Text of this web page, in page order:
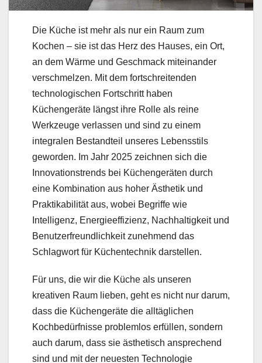
Die Küche ist mehr als nur ein Raum zum
Kochen – sie ist das Herz des Hauses, ein Ort,
an dem Wärme und Geschmack miteinander
verschmelzen. Mit dem fortschreitenden
technologischen Fortschritt haben
Küchengeräte längst ihre Rolle als reine
Werkzeuge verlassen und sind zu einem
integralen Bestandteil unseres Lebensstils
geworden. Im Jahr 2025 zeichnen sich die
Innovationstrends bei Küchengeräten durch
eine Kombination aus hoher Ästhetik und
Praktikabilität aus, wobei Begriffe wie
Intelligenz, Energieeffizienz, Nachhaltigkeit und
Benutzerfreundlichkeit zunehmend das
Schlagwort für Küchentechnik darstellen.
Für uns, die wir die Küche als unseren
kreativen Raum lieben, geht es nicht nur darum,
dass die Küchengeräte die alltäglichen
Kochbedürfnisse problemlos erfüllen, sondern
auch darum, dass sie ästhetisch ansprechend
sind und mit der neuesten Technologie